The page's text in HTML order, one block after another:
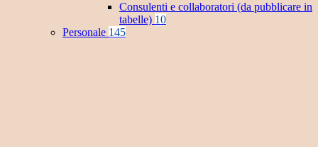
Consulenti e collaboratori (da pubblicare in
tabelle) 10
Personale 145